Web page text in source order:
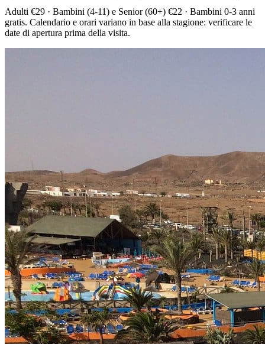
Adulti €29 · Bambini (4-11) e Senior (60+) €22 · Bambini 0-3 anni
gratis. Calendario e orari variano in base alla stagione: verificare le
date di apertura prima della visita.